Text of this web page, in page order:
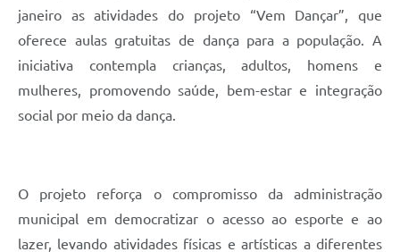
janeiro as atividades do projeto “Vem Dançar”, que
oferece aulas gratuitas de dança para a população. A
iniciativa contempla crianças, adultos, homens e
mulheres, promovendo saúde, bem-estar e integração
social por meio da dança.
O projeto reforça o compromisso da administração
municipal em democratizar o acesso ao esporte e ao
lazer, levando atividades físicas e artísticas a diferentes